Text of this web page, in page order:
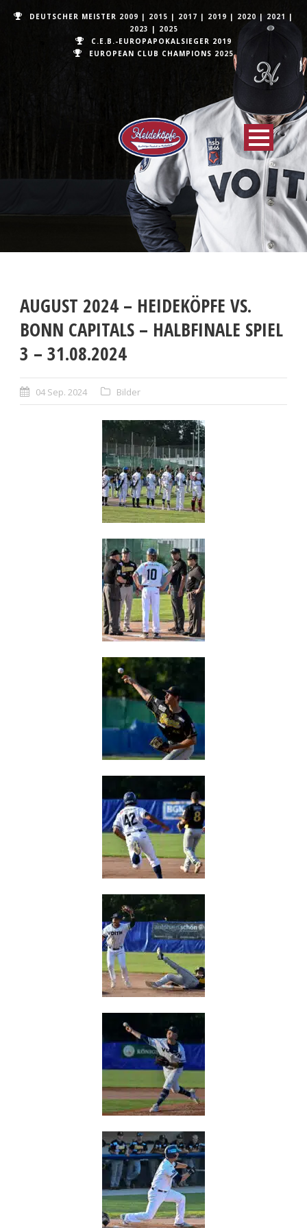
DEUTSCHER MEISTER 2009 | 2015 | 2017 | 2019 | 2020 | 2021 |
2023 | 2025
C.E.B.-EUROPAPOKALSIEGER 2019
EUROPEAN CLUB CHAMPIONS 2025
AUGUST 2024 – HEIDEKÖPFE VS.
BONN CAPITALS – HALBFINALE SPIEL
3 – 31.08.2024
04 Sep. 2024 Bilder